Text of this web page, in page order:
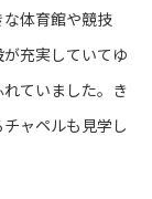
体育館や競技
充実していてゆ
ていました。き
ャペルも見学し